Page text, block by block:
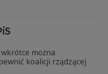
można
koalicji rządzącej